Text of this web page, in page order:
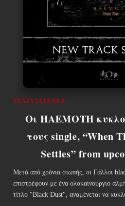
ΤΕΛΕΥΤΑΊΑ ΝΈΑ
Οι HAEMOTH
τους single, “When
Settles” from
Μετά από χρόνια σιωπής, οι Γάλλοι
επιστρέφουν με ένα ολοκαίνουργιο
τίτλο "Black Dust", αναμένεται να